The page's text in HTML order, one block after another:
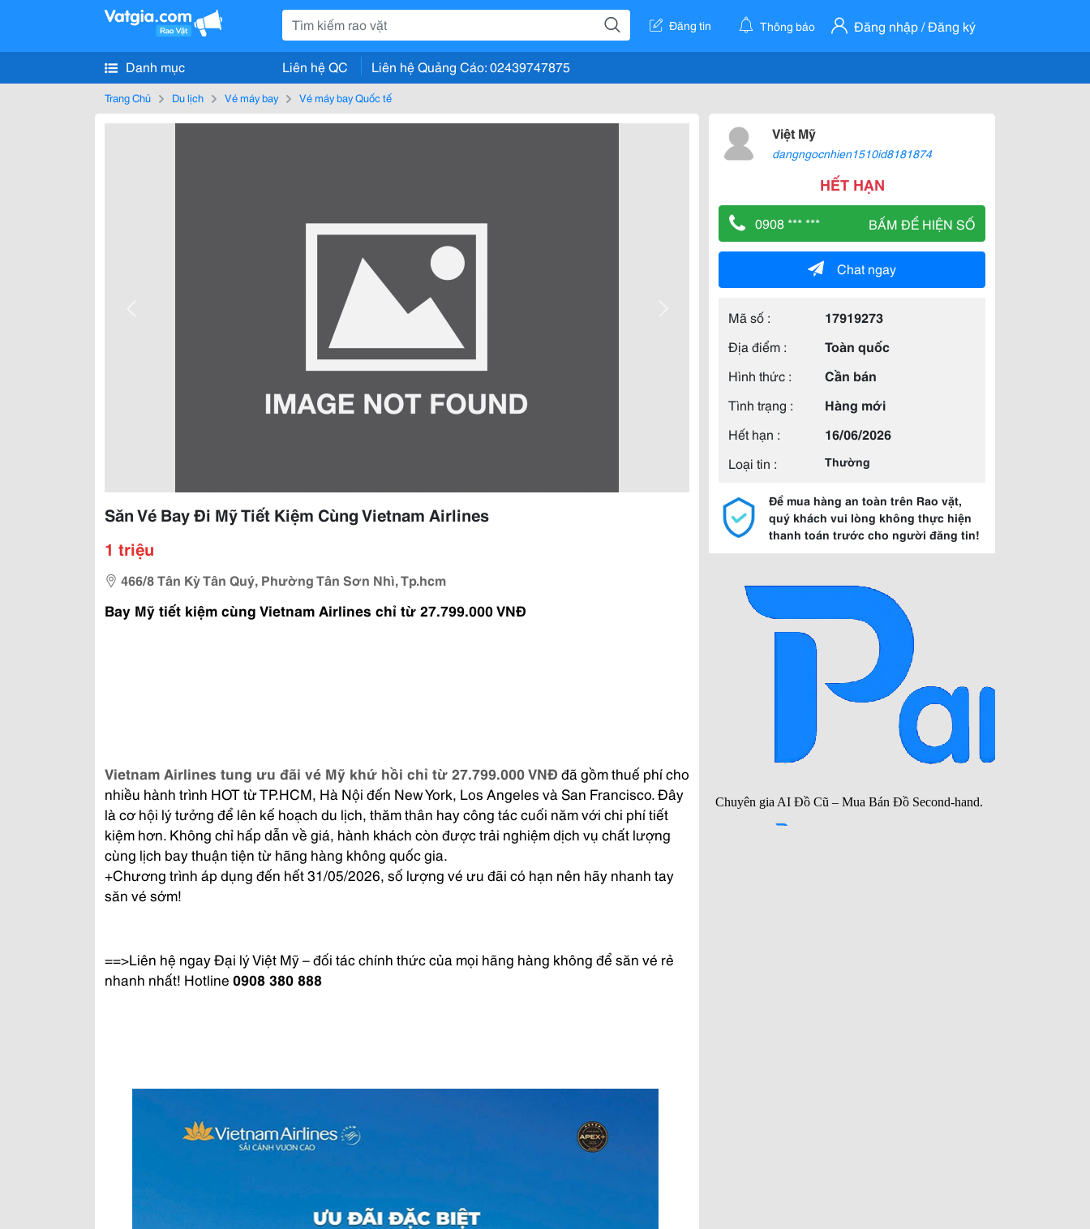
Đăng tin Thông báo Đăng nhập / Đăng ký
Danh mục Liên hệ QC Liên hệ Quảng Cáo: 02439747875
Trang Chủ Du lịch Vé máy bay Vé máy bay Quốc tế
Săn Vé Bay Đi Mỹ Tiết Kiệm Cùng Vietnam Airlines
1 triệu
466/8 Tân Kỳ Tân Quý, Phường Tân Sơn Nhì, Tp.hcm
Bay Mỹ tiết kiệm cùng Vietnam Airlines chỉ từ 27.799.000 VNĐ
Vietnam Airlines tung ưu đãi vé Mỹ khứ hồi chỉ từ 27.799.000 VNĐ đã gồm thuế phí cho
nhiều hành trình HOT từ TP.HCM, Hà Nội đến New York, Los Angeles và San Francisco. Đây
là cơ hội lý tưởng để lên kế hoạch du lịch, thăm thân hay công tác cuối năm với chi phí tiết
kiệm hơn. Không chỉ hấp dẫn về giá, hành khách còn được trải nghiệm dịch vụ chất lượng
cùng lịch bay thuận tiện từ hãng hàng không quốc gia.
+Chương trình áp dụng đến hết 31/05/2026, số lượng vé ưu đãi có hạn nên hãy nhanh tay
săn vé sớm!
==>Liên hệ ngay Đại lý Việt Mỹ – đối tác chính thức của mọi hãng hàng không để săn vé rẻ
nhanh nhất! Hotline 0908 380 888
Việt Mỹ
dangngocnhien1510id8181874
HẾT HẠN
0908 *** *** BẤM ĐỂ HIỆN SỐ
Chat ngay
Mã số :
17919273
Địa điểm :
Toàn quốc
Hình thức :
Cần bán
Tình trạng :
Hàng mới
Hết hạn :
16/06/2026
Loại tin :
Thường
Để mua hàng an toàn trên Rao vặt,
quý khách vui lòng không thực hiện
thanh toán trước cho người đăng tin!